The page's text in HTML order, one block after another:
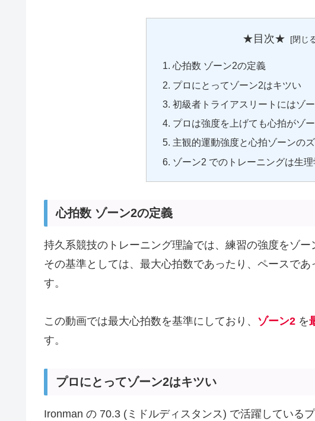
★目次★
心拍数 ゾーン2の定義
プロにとってゾーン2はキツい
初級者トライアスリートにはゾ
プロは強度を上げても心拍がゾ
主観的運動強度と心拍ゾーンの
ゾーン2 でのトレーニングは生
心拍数 ゾーン2の定義
持久系競技のトレーニング理論では、練習の強度をゾー
その基準としては、最大心拍数であったり、ペースで
す。
この動画では最大心拍数を基準にしており、 ゾーン2 を
す。
プロにとってゾーン2はキツい
Ironman の 70.3 (ミドルディスタンス) で活躍している